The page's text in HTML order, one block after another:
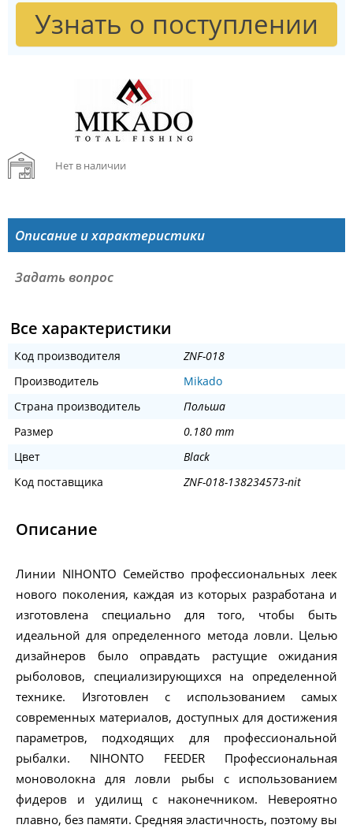
Узнать о поступлении
Нет в наличии
Описание и характеристики
Задать вопрос
Все характеристики
Код производителя
ZNF-018
Производитель
Mikado
Страна производитель
Польша
Размер
0.180 mm
Цвет
Black
Код поставщика
ZNF-018-138234573-nit
Описание
Линии NIHONTO Семейство профессиональных леек
нового поколения, каждая из которых разработана и
изготовлена специально для того, чтобы быть
идеальной для определенного метода ловли. Целью
дизайнеров было оправдать растущие ожидания
рыболовов, специализирующихся на определенной
технике. Изготовлен с использованием самых
современных материалов, доступных для достижения
параметров, подходящих для профессиональной
рыбалки. NIHONTO FEEDER Профессиональная
моноволокна для ловли рыбы с использованием
фидеров и удилищ с наконечником. Невероятно
плавно, без памяти. Средняя эластичность, поэтому вы